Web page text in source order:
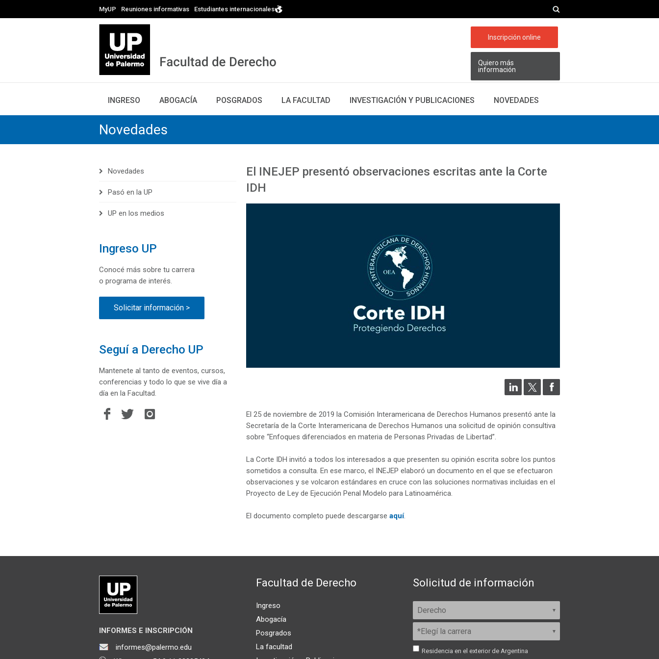
MyUP Reuniones informativas Estudiantes internacionales
Inscripción online
Quiero más
información
INGRESO ABOGACÍA POSGRADOS LA FACULTAD INVESTIGACIÓN Y PUBLICACIONES NOVEDADES
Novedades
El INEJEP presentó observaciones escritas ante la Corte
IDH
El 25 de noviembre de 2019 la Comisión Interamericana de Derechos Humanos presentó ante la
Secretaría de la Corte Interamericana de Derechos Humanos una solicitud de opinión consultiva
sobre “Enfoques diferenciados en materia de Personas Privadas de Libertad”.
La Corte IDH invitó a todos los interesados a que presenten su opinión escrita sobre los puntos
sometidos a consulta. En ese marco, el INEJEP elaboró un documento en el que se efectuaron
observaciones y se volcaron estándares en cruce con las soluciones normativas incluidas en el
Proyecto de Ley de Ejecución Penal Modelo para Latinoamérica.
El documento completo puede descargarse aquí.
Novedades
Pasó en la UP
UP en los medios
Ingreso UP
Conocé más sobre tu carrera
o programa de interés.
Solicitar información >
Seguí a Derecho UP
Mantenete al tanto de eventos, cursos,
conferencias y todo lo que se vive día a
día en la Facultad.
INFORMES E INSCRIPCIÓN
informes@palermo.edu
Facultad de Derecho
Ingreso
Abogacía
Posgrados
La facultad
Solicitud de información
Residencia en el exterior de Argentina